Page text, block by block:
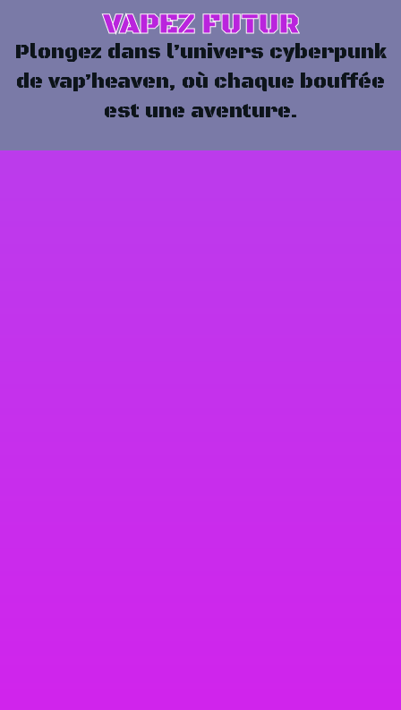
VAPEZ FUTUR
Plongez dans l’univers cyberpunk
de vap’heaven, où chaque bouffée
est une aventure.